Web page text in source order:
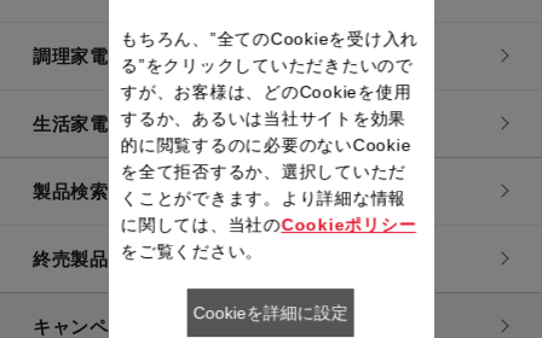
調理家電
生活家電
製品検索一覧
終売製品一覧
キャンペーン・特集
もちろん、”全てのCookieを受け入れ
る”をクリックしていただきたいので
すが、お客様は、どのCookieを使用
するか、あるいは当社サイトを効果
的に閲覧するのに必要のないCookie
を全て拒否するか、選択していただ
くことができます。より詳細な情報
に関しては、当社のCookieポリシー
をご覧ください。
Cookieを詳細に設定